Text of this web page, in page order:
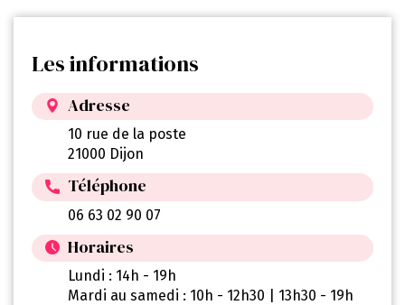
Les informations
Adresse
10 rue de la poste
21000 Dijon
Téléphone
06 63 02 90 07
Horaires
Lundi : 14h - 19h
Mardi au samedi : 10h - 12h30 | 13h30 - 19h